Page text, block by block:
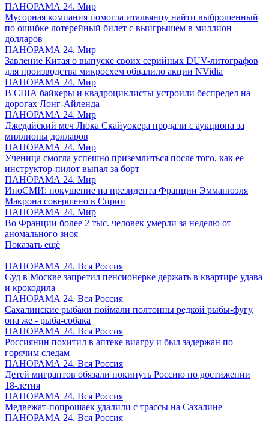
ПАНОРАМА 24. Мир
Мусорная компания помогла итальянцу найти выброшенный
по ошибке лотерейный билет с выигрышем в миллион
долларов
ПАНОРАМА 24. Мир
Завление Китая о выпуске своих серийных DUV-литографов
для производства микросхем обвалило акции NVidia
ПАНОРАМА 24. Мир
В США байкеры и квадроциклисты устроили беспредел на
дорогах Лонг-Айленда
ПАНОРАМА 24. Мир
Джедайский меч Люка Скайуокера продали с аукциона за
миллионы долларов
ПАНОРАМА 24. Мир
Ученица смогла успешно приземлиться после того, как ее
инструктор-пилот выпал за борт
ПАНОРАМА 24. Мир
ИноСМИ: покушение на президента Франции Эмманюэля
Макрона совершено в Сирии
ПАНОРАМА 24. Мир
Во Франции более 2 тыс. человек умерли за неделю от
аномального зноя
Показать ещё
ПАНОРАМА 24. Вся Россия
Суд в Москве запретил пенсионерке держать в квартире удава
и крокодила
ПАНОРАМА 24. Вся Россия
Сахалинские рыбаки поймали полтонны редкой рыбы-фугу,
она же - рыба-собака
ПАНОРАМА 24. Вся Россия
Россиянин похитил в аптеке виагру и был задержан по
горячим следам
ПАНОРАМА 24. Вся Россия
Детей мигрантов обязали покинуть Россию по достижении
18-летия
ПАНОРАМА 24. Вся Россия
Медвежат-попрошаек удалили с трассы на Сахалине
ПАНОРАМА 24. Вся Россия